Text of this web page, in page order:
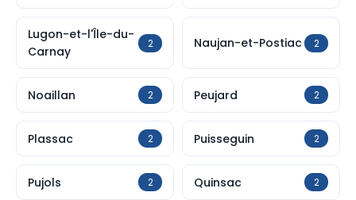
Lugon-et-l'Île-du-
Carnay
2 Naujan-et-Postiac 2
Noaillan 2 Peujard 2
Plassac 2 Puisseguin 2
Pujols 2 Quinsac 2